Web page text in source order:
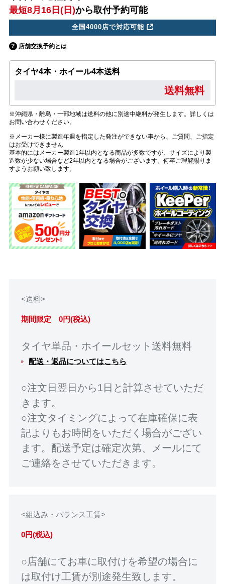
最短8月16日(日)から取付予約可能
全国4000店で対応可能
店舗交換予約とは
タイヤ4本・ホイール4本送料
送料無料
※沖縄県・離島・一部地域は送料の他に別途中継料が発生します。詳しくは
お問い合わせください。
※メーカー様に製造年週を指定した発注ができない事から、ご質問、ご指定
はお受けできません
基本的にはメーカー製造1年以内となる商品が多数ですが、サイズにより製
造数が少ない場合など2年以内となる場合がございます。何卒ご理解賜りま
すようお願い致します。
<送料>
期間限定 0円(税込)
タイヤ単品・ホイールセット送料無料
配送・返品についてはこちら
○注文日翌日から1日と計算させていただ
きます。
○注文タイミングによって在庫確保に表
記よりもお時間をいただく場合がござい
ます。配送予定は確定次第、メールにて
ご連絡をさせていただきます。
<組込み・バランス工賃>
0円(税込)
○店舗にてお車に取付けを希望の場合に
は取付け工賃が別途発生致します。